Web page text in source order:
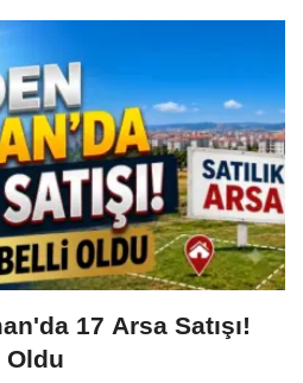
17 Arsa Satışı!
Oldu